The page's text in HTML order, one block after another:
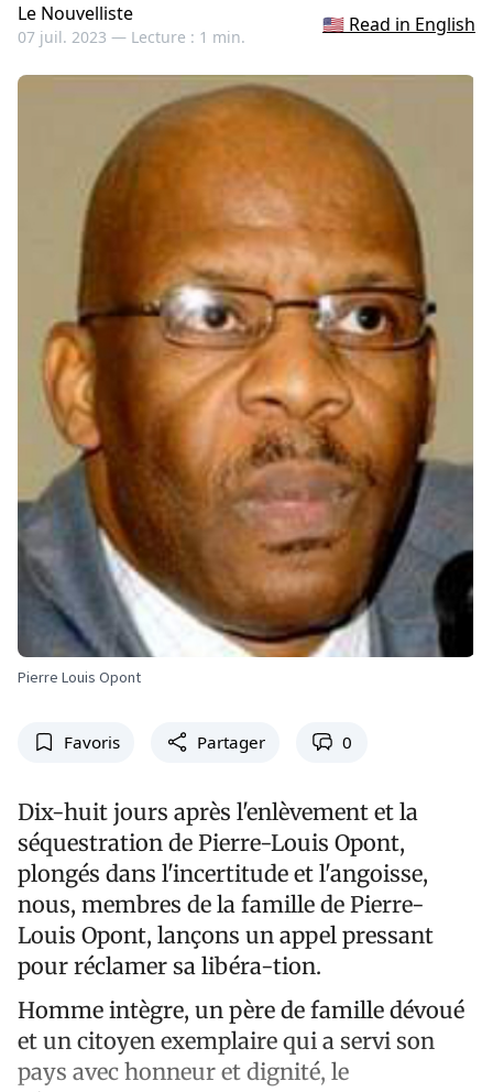
Le Nouvelliste
07 juil. 2023 — Lecture : 1 min.
🇺🇸 Read in English
Pierre Louis Opont
Favoris Partager 0
Dix-huit jours après l'enlèvement et la
séquestration de Pierre-Louis Opont,
plongés dans l'incertitude et l'angoisse,
nous, membres de la famille de Pierre-
Louis Opont, lançons un appel pressant
pour réclamer sa libéra-tion.
Homme intègre, un père de famille dévoué
et un citoyen exemplaire qui a servi son
pays avec honneur et dignité, le